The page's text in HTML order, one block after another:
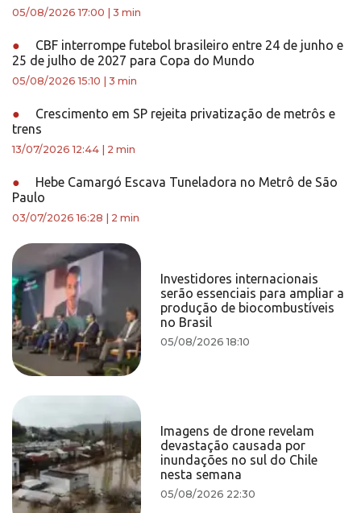
05/08/2026 17:00 3 min
●
CBF interrompe futebol brasileiro entre 24 de junho e
25 de julho de 2027 para Copa do Mundo
05/08/2026 15:10 3 min
●
Crescimento em SP rejeita privatização de metrôs e
trens
13/07/2026 12:44 2 min
●
Hebe Camargó Escava Tuneladora no Metrô de São
Paulo
03/07/2026 16:28 2 min
Investidores internacionais
serão essenciais para ampliar a
produção de biocombustíveis
no Brasil
05/08/2026 18:10
Imagens de drone revelam
devastação causada por
inundações no sul do Chile
nesta semana
05/08/2026 22:30